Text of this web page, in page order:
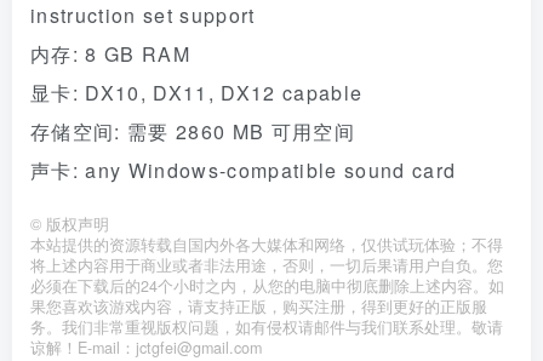
instruction set support
内存: 8 GB RAM
显卡: DX10, DX11, DX12 capable
存储空间: 需要 2860 MB 可用空间
声卡: any Windows-compatible sound card
© 版权声明
本站提供的资源转载自国内外各大媒体和网络，仅供试玩体验；不得
将上述内容用于商业或者非法用途，否则，一切后果请用户自负。您
必须在下载后的24个小时之内，从您的电脑中彻底删除上述内容。如
果您喜欢该游戏内容，请支持正版，购买注册，得到更好的正版服
务。我们非常重视版权问题，如有侵权请邮件与我们联系处理。敬请
谅解！E-mail：jctgfei@gmail.com